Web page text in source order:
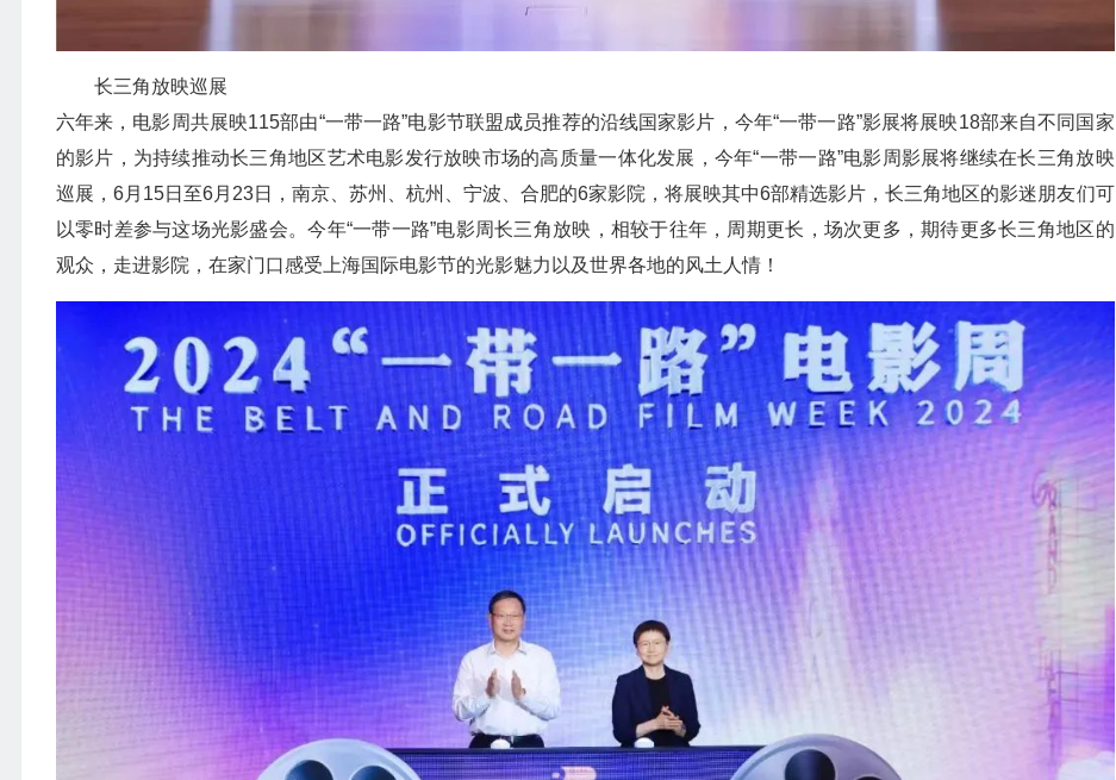
长三角放映巡展
六年来，电影周共展映115部由“一带一路”电影节联盟成员推荐的沿线国家影片，今年“一带一路”影展将展映18部来自不同国家
的影片，为持续推动长三角地区艺术电影发行放映市场的高质量一体化发展，今年“一带一路”电影周影展将继续在长三角放映
巡展，6月15日至6月23日，南京、苏州、杭州、宁波、合肥的6家影院，将展映其中6部精选影片，长三角地区的影迷朋友们可
以零时差参与这场光影盛会。今年“一带一路”电影周长三角放映，相较于往年，周期更长，场次更多，期待更多长三角地区的
观众，走进影院，在家门口感受上海国际电影节的光影魅力以及世界各地的风土人情！